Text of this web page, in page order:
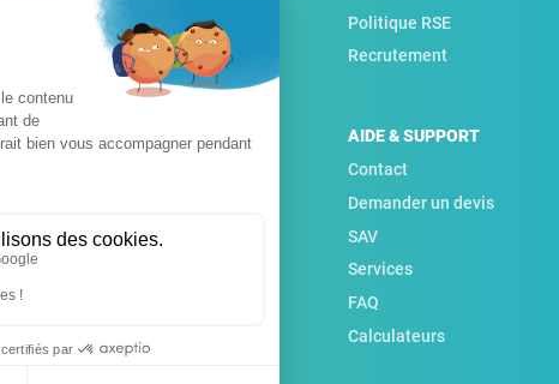
Politique RSE
Recrutement
AIDE & SUPPORT
Contact
Demander un devis
SAV
Services
FAQ
Calculateurs